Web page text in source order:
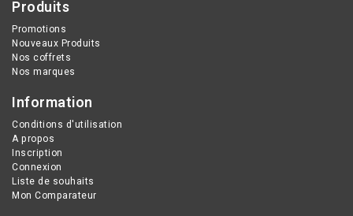
Produits
Promotions
Nouveaux Produits
Nos coffrets
Nos marques
Information
Conditions d'utilisation
A propos
Inscription
Connexion
Liste de souhaits
Mon Comparateur